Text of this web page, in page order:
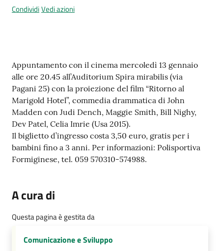
appuntamenti
e
r
t
a
M
e
t
e
o
Tutti
gli
argomenti...
CondividiVedi azioni
Contenuto
Appuntamento con il cinema mercoledì 13 gennaio
alle ore 20.45 all’Auditorium Spira mirabilis (via
Pagani 25) con la proiezione del film “Ritorno al
Marigold Hotel”, commedia drammatica di John
Madden con Judi Dench, Maggie Smith, Bill Nighy,
Dev Patel, Celia Imrie (Usa 2015).
Il biglietto d’ingresso costa 3,50 euro, gratis per i
bambini fino a 3 anni. Per informazioni: Polisportiva
Formiginese, tel. 059 570310-574988.
A cura di
Questa pagina è gestita da
Comunicazione e Sviluppo